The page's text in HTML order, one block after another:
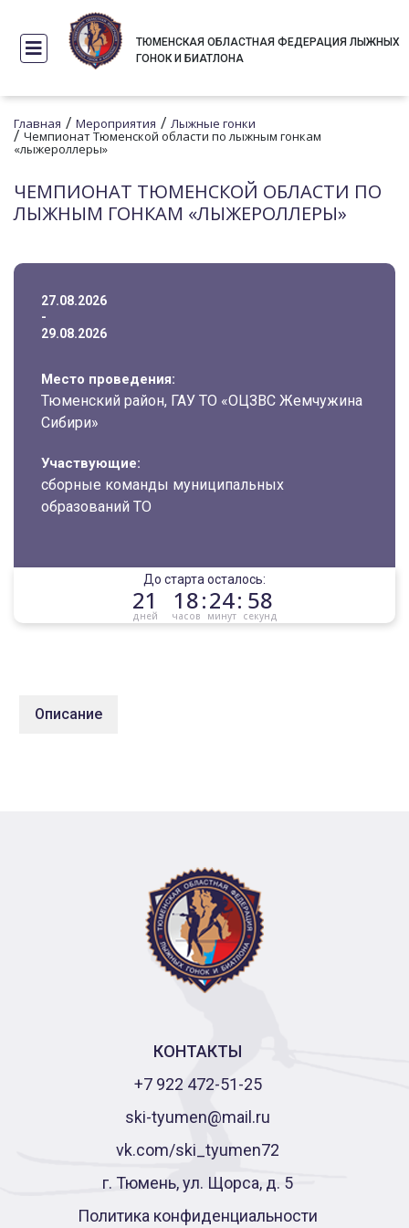
ТЮМЕНСКАЯ ОБЛАСТНАЯ ФЕДЕРАЦИЯ ЛЫЖНЫХ
ГОНОК И БИАТЛОНА
Главная / Мероприятия / Лыжные гонки
/ Чемпионат Тюменской области по лыжным гонкам
«лыжероллеры»
ЧЕМПИОНАТ ТЮМЕНСКОЙ ОБЛАСТИ ПО
ЛЫЖНЫМ ГОНКАМ «ЛЫЖЕРОЛЛЕРЫ»
До старта осталось:
21
дней
18
часов
:24
минут
: 58
секунд
27.08.2026
-
29.08.2026
Место проведения:
Тюменский район, ГАУ ТО «ОЦЗВС Жемчужина
Сибири»
Участвующие:
сборные команды муниципальных
образований ТО
Описание
КОНТАКТЫ
+7 922 472-51-25
ski-tyumen@mail.ru
vk.com/ski_tyumen72
г. Тюмень, ул. Щорса, д. 5
Политика конфиденциальности